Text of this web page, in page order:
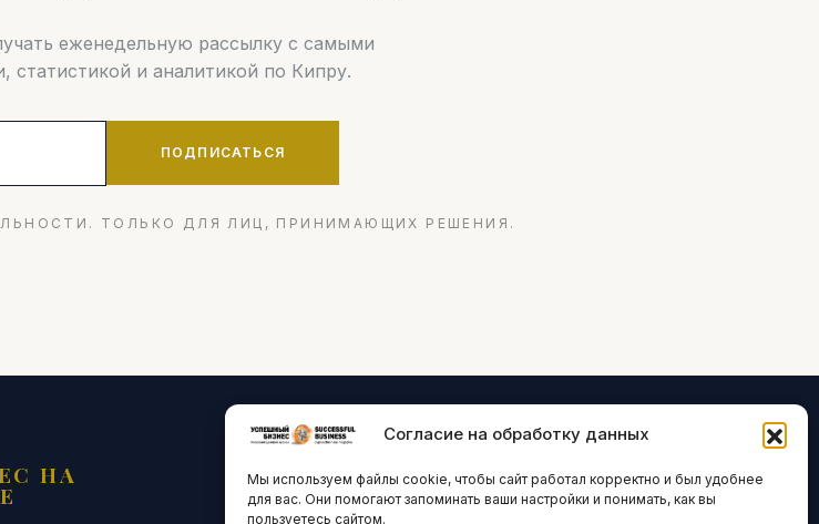
Согласие на обработку данных
Мы используем файлы cookie, чтобы сайт работал корректно и был удобнее
для вас. Они помогают запоминать ваши настройки и понимать, как вы
пользуетесь сайтом.
еженедельную рассылку с самыми
статистикой и аналитикой по Кипру.
ПОДПИСАТЬСЯ
ТОЛЬКО ДЛЯ ЛИЦ, ПРИНИМАЮЩИХ РЕШЕНИЯ.
НА ТЕХНОЛОГИИ И
ИННОВАЦИИ
ARTICLES IN
ENGLISH